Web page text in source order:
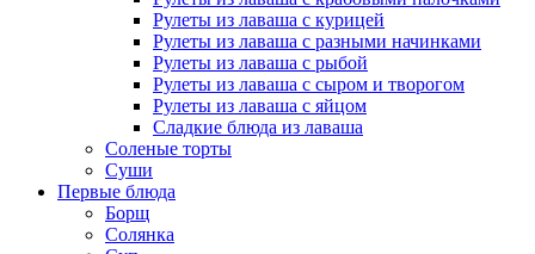
Рулеты из лаваша с курицей
Рулеты из лаваша с разными начинками
Рулеты из лаваша с рыбой
Рулеты из лаваша с сыром и творогом
Рулеты из лаваша с яйцом
Сладкие блюда из лаваша
Соленые торты
Суши
Первые блюда
Борщ
Солянка